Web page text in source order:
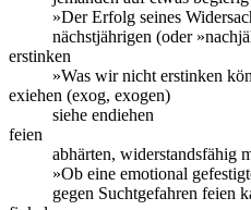
»Der Erfolg seines
nächstjährigen (oder
erstinken
»Was wir nicht erstinken
exiehen (exog, exogen)
siehe endiehen
feien
abhärten, widerstandsfähig
»Ob eine emotional
gegen Suchtgefahren feien